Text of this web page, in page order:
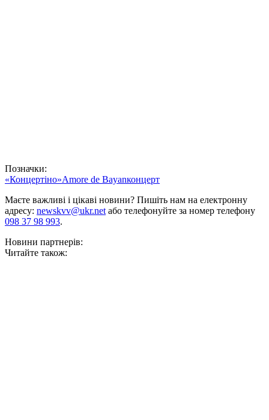
Позначки:
«Концертіно»Amore de Bayanконцерт
Маєте важливі і цікаві новини? Пишіть нам на електронну
адресу: newskvv@ukr.netабо телефонуйте за номер телефону
098 37 98 993.
Новини партнерів:
Читайте також: